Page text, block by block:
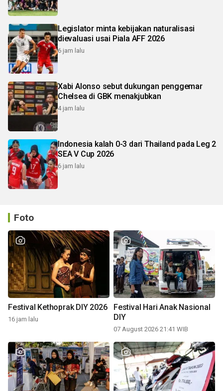
Legislator minta kebijakan naturalisasi
dievaluasi usai Piala AFF 2026
6 jam lalu
Xabi Alonso sebut dukungan penggemar
Chelsea di GBK menakjubkan
4 jam lalu
Indonesia kalah 0-3 dari Thailand pada Leg 2
SEA V Cup 2026
6 jam lalu
Foto
Festival Kethoprak DIY 2026
16 jam lalu
Festival Hari Anak Nasional
DIY
07 August 2026 21:41 WIB